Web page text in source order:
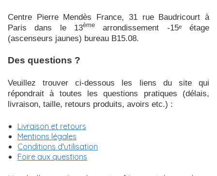
Centre Pierre Mendès France, 31 rue Baudricourt à
Paris dans le 13ème
arrondissement -15ᵉ étage
(ascenseurs jaunes) bureau B15.08.
Des questions ?
Veuillez trouver ci-dessous les liens du site qui
répondrait à toutes les questions pratiques (délais,
livraison, taille, retours produits, avoirs etc.) :
Livraison et retours
Mentions légales
Conditions d'utilisation
Foire aux questions